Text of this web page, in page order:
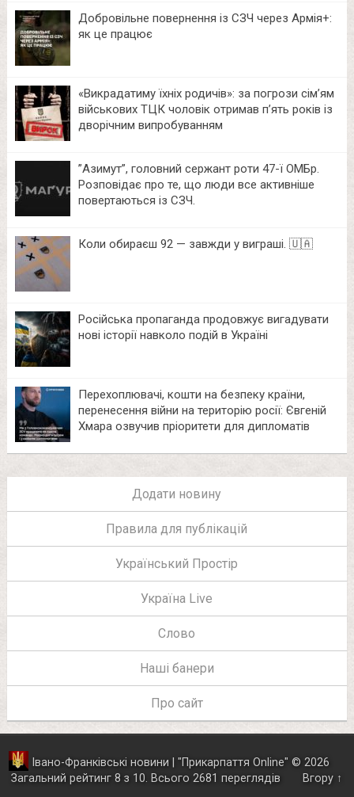
Добровільне повернення із СЗЧ через Армія+:
як це працює
«Викрадатиму їхніх родичів»: за погрози сім’ям
військових ТЦК чоловік отримав п’ять років із
дворічним випробуванням
⁨”Азимут”, головний сержант роти 47-ї ОМБр.
Розповідає про те, що люди все активніше
повертаються із СЗЧ.
Коли обираєш 92 — завжди у виграші. 🇺🇦
Російська пропаганда продовжує вигадувати
нові історії навколо подій в Україні
Перехоплювачі, кошти на безпеку країни,
перенесення війни на територію росії: Євгеній
Хмара озвучив пріоритети для дипломатів
Додати новину
Правила для публікацій
Український Простір
Україна Live
Слово
Наші банери
Про сайт
Івано-Франківські новини | "Прикарпаття Online" © 2026
Загальний рейтинг8 з 10. Всього2681 переглядів Вгору ↑